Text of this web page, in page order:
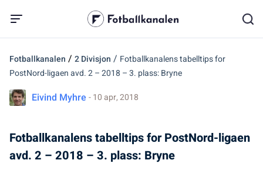
Fotballkanalen / 2 Divisjon / Fotballkanalens tabelltips for
PostNord-ligaen avd. 2 – 2018 – 3. plass: Bryne
Eivind Myhre - 10 apr, 2018
Fotballkanalens tabelltips for PostNord-ligaen
avd. 2 – 2018 – 3. plass: Bryne